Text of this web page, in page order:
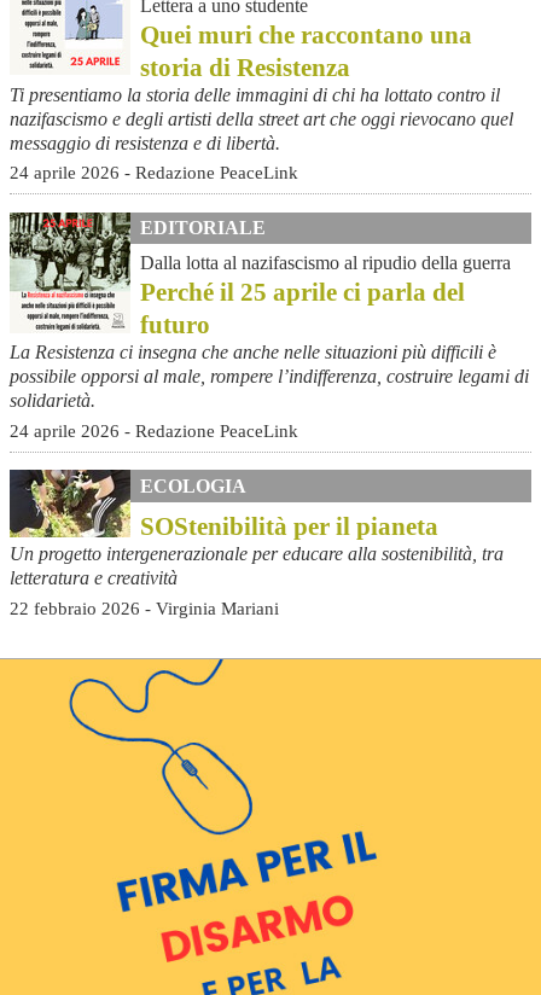
Lettera a uno studente
Quei muri che raccontano una
storia di Resistenza
Ti presentiamo la storia delle immagini di chi ha lottato contro il
nazifascismo e degli artisti della street art che oggi rievocano quel
messaggio di resistenza e di libertà.
24 aprile 2026 - Redazione PeaceLink
EDITORIALE
Dalla lotta al nazifascismo al ripudio della guerra
Perché il 25 aprile ci parla del
futuro
La Resistenza ci insegna che anche nelle situazioni più difficili è
possibile opporsi al male, rompere l’indifferenza, costruire legami di
solidarietà.
24 aprile 2026 - Redazione PeaceLink
ECOLOGIA
SOStenibilità per il pianeta
Un progetto intergenerazionale per educare alla sostenibilità, tra
letteratura e creatività
22 febbraio 2026 - Virginia Mariani